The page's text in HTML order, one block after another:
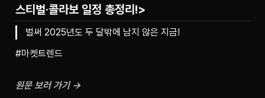
스티벌·콜라보 일정 총정리!>
벌써 2025년도 두 달밖에 남지 않은 지금!
#마켓트렌드
원문 보러 가기 →